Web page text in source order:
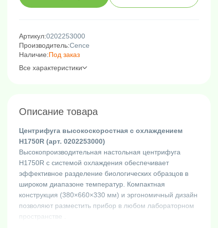
Артикул:0202253000
Производитель:Cence
Наличие:Под заказ
Все характеристики
Описание товара
Центрифуга высокоскоростная с охлаждением
H1750R (арт. 0202253000)
Высокопроизводительная настольная центрифуга
H1750R с системой охлаждения обеспечивает
эффективное разделение биологических образцов в
широком диапазоне температур. Компактная
конструкция (380×660×330 мм) и эргономичный дизайн
позволяют разместить прибор в любом лабораторном
пространстве .